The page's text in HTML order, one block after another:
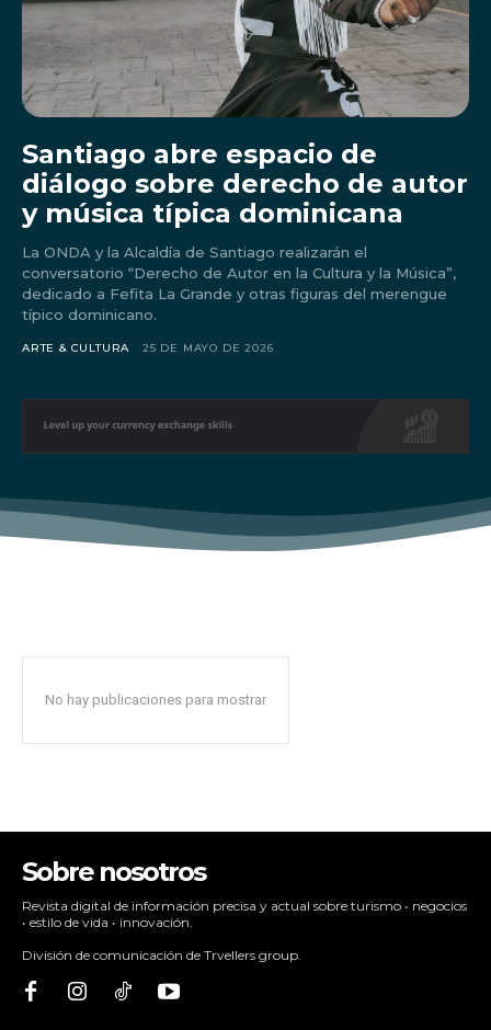
Don't miss
out!
Sing up for our newsletter
to stay in the loop.
Santiago abre espacio de
diálogo sobre derecho de autor
y música típica dominicana
La ONDA y la Alcaldía de Santiago realizarán el
conversatorio “Derecho de Autor en la Cultura y la Música”,
dedicado a Fefita La Grande y otras figuras del merengue
típico dominicano.
ARTE & CULTURA 25 DE MAYO DE 2026
No hay publicaciones para mostrar
Sobre nosotros
Revista digital de información precisa y actual sobre turismo • negocios
• estilo de vida • innovación.
División de comunicación de Trvellers group.